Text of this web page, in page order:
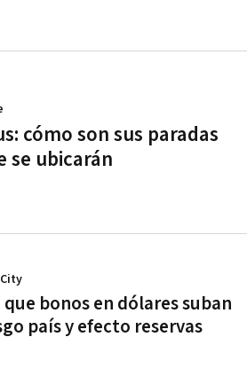
cómo son sus paradas
se ubicarán
bonos en dólares suban
país y efecto reservas